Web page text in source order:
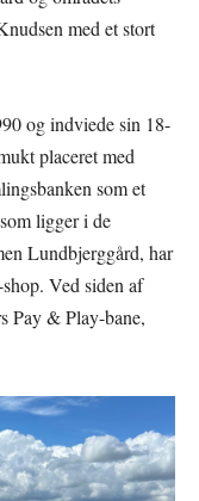
med et stort
og indviede sin 18-
placeret med
som et
ligger i de
Lundbjerggård, har
Ved siden af
Pay & Play-bane,